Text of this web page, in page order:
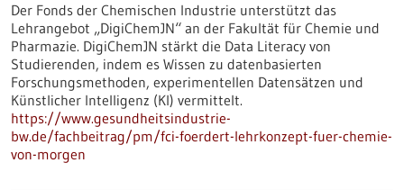
Der Fonds der Chemischen Industrie unterstützt das
Lehrangebot „DigiChemJN“ an der Fakultät für Chemie und
Pharmazie. DigiChemJN stärkt die Data Literacy von
Studierenden, indem es Wissen zu datenbasierten
Forschungsmethoden, experimentellen Datensätzen und
Künstlicher Intelligenz (KI) vermittelt.
https://www.gesundheitsindustrie-
bw.de/fachbeitrag/pm/fci-foerdert-lehrkonzept-fuer-chemie-
von-morgen